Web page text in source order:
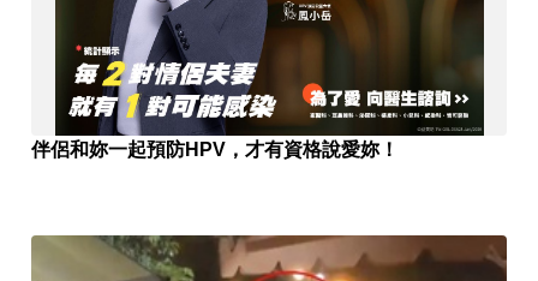
伴侶和妳一起預防HPV，才有資格說愛妳！